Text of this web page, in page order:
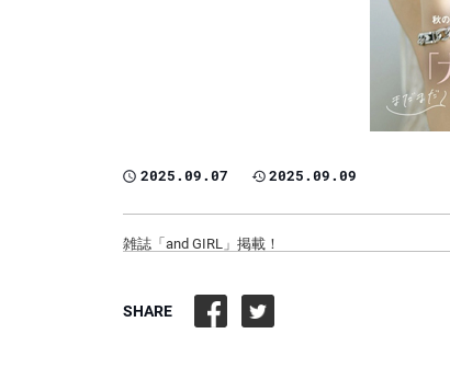
2025.09.07 2025.09.09
雑誌「and GIRL」掲載！
SHARE